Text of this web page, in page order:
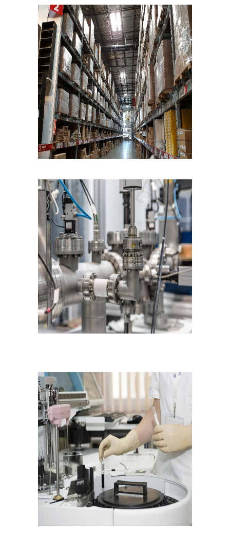
die Anzeige
personalisierter
Inhalte durch
Erfassen und
Analysieren Ihres
Nutzungsverhaltens.
Dies erfolgt auch
außerhalb unserer
Websites, indem
diese Cookies Ihnen
folgen können.
Dabei werden auch
Cookies von
Drittanbietern (wie
z. B. Facebook oder
Google) eingesetzt
Daten Ihres
Surfverhaltens an
weitergegeben und
von ihnen
ausgewertet und
weiterverwendet.